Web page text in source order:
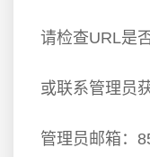
请检查URL是
或联系管理员
管理员邮箱：